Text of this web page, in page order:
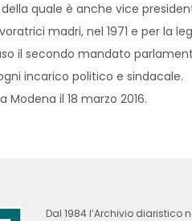
quale è anche vice
madri, nel 1971 e per la
il secondo mandato
incarico politico e sindacale.
Modena il 18 marzo 2016.
Dal 1984 l’Archivio diaristico